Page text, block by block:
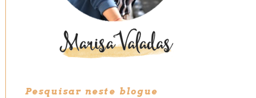
Pesquisar neste blogue